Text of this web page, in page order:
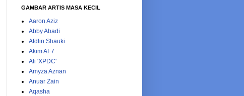
GAMBAR ARTIS MASA KECIL
Aaron Aziz
Abby Abadi
Afdlin Shauki
Akim AF7
Ali 'XPDC'
Amyza Aznan
Anuar Zain
Aqasha